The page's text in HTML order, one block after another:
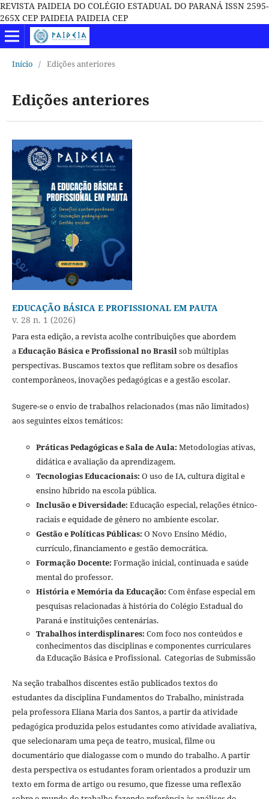
REVISTA PAIDEIA DO COLÉGIO ESTADUAL DO PARANÁ ISSN 2595-
265X CEP PAIDEIA PAIDEIA CEP
Início / Edições anteriores
Edições anteriores
EDUCAÇÃO BÁSICA E PROFISSIONAL EM PAUTA
v. 28 n. 1 (2026)
Para esta edição, a revista acolhe contribuições que abordem
aEducação Básica e Profissional no Brasilsob múltiplas
perspectivas. Buscamos textos que reflitam sobre os desafios
contemporâneos, inovações pedagógicas e a gestão escolar.
Sugere-se o envio de trabalhos relacionados (mas não limitados)
aos seguintes eixos temáticos:
Práticas Pedagógicas e Sala de Aula: Metodologias ativas,
didática e avaliação da aprendizagem.
Tecnologias Educacionais: O uso de IA, cultura digital e
ensino híbrido na escola pública.
Inclusão e Diversidade: Educação especial, relações étnico-
raciais e equidade de gênero no ambiente escolar.
Gestão e Políticas Públicas: O Novo Ensino Médio,
currículo, financiamento e gestão democrática.
Formação Docente: Formação inicial, continuada e saúde
mental do professor.
História e Memória da Educação: Com ênfase especial em
pesquisas relacionadas à história do Colégio Estadual do
Paraná e instituições centenárias.
Trabalhos interdisplinares: Com foco nos conteúdos e
conhecimentos das disciplinas e componentes curriculares
da Educação Básica e Profissional. Categorias de Submissão
Na seção trabalhos discentes estão publicados textos do
estudantes da disciplina Fundamentos do Trabalho, ministrada
pela professora Eliana Maria dos Santos, a partir da atividade
pedagógica produzida pelos estudantes como atividade avaliativa,
que selecionaram uma peça de teatro, musical, filme ou
documentário que dialogasse com o mundo do trabalho. A partir
desta perspectiva os estudantes foram orientados a produzir um
texto em forma de artigo ou resumo, que fizesse uma reflexão